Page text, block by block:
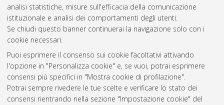
analisi statistiche, misure sull'efficacia della comunicazione
istituzionale e analisi dei comportamenti degli utenti.
Se chiudi questo banner continuerai la navigazione solo con i
cookie necessari.
Puoi esprimere il consenso sui cookie facoltativi attivando
l'opzione in "Personalizza cookie" e, se vuoi, potrai esprimere
consensi più specifici in "Mostra cookie di profilazione".
Potrai sempre rivedere le tue scelte e verificare lo stato dei
consensi rientrando nella sezione "Impostazione cookie" del
Questa lista e' stata generata ilFri Aug 7 15:02:45 2026 CEST
Atom
Rss 1.0
Rss 2.0